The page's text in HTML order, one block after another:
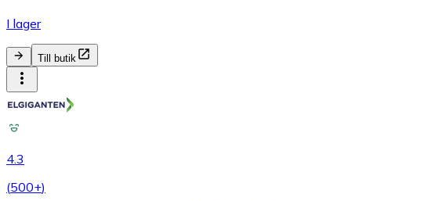
I lager
Till butik
4.3
(500+)